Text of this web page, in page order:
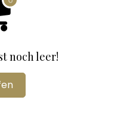
noch leer!